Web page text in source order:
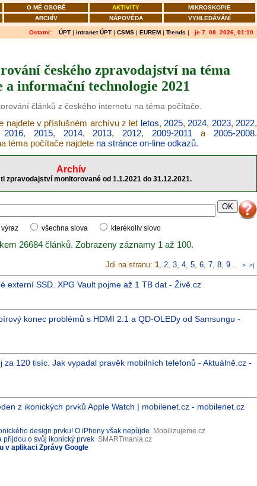
O MÉ OSOBĚ AKTIVITY
MIKROSKOPIE
ARCHÍV NÁPOVĚDA VYHLEDÁVÁNÍ
Ostatní: ÚPT | intranet ÚPT | CSMS | EUREM | Trends | je 7. 08. 2026, 01:10
českého zpravodajství na téma
a informační technologie 2021
článků z českého internetu na téma počítače.
najdete v příslušném archívu z let letos, 2025, 2024, 2023, 2022,
2016, 2015, 2014, 2013, 2012, 2009-2011 a 2005-2008.
téma počítače najdete na stránce on-line odkazů.
Archív
zpravodajství monitorované od 1.1.2021 do 31.12.2021.
výraz
všechna slova kterékoliv slovo
26684 článků. Zobrazeny záznamy 1 až 100.
Jdi na stranu: 1, 2, 3, 4, 5, 6, 7, 8, 9 .. > >|
externí SSD. XPG Vault pojme až 1 TB dat - Živě.cz
konec problémů s HDMI 2.1 a QD-OLEDy od Samsungu -
120 tisíc. Jak vypadal pravěk mobilních telefonů - Aktuálně.cz -
z ikonických prvků Apple Watch | mobilenet.cz - mobilenet.cz
design prvku! O iPhony však nepůjde
Mobilizujeme.cz
přijdou o svůj ikonický prvek SMARTmania.cz
v aplikaci Zprávy Google